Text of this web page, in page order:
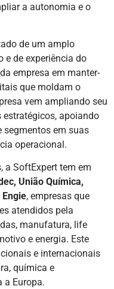
a autonomia e o
de um amplo
e de experiência do
empresa em manter-
que moldam o
vem ampliando seu
estratégicos, apoiando
segmentos em suas
operacional.
a SoftExpert tem em
União Química,
Engie, empresas que
atendidos pela
manufatura, life
e energia. Este
e internacionais
química e
Europa.